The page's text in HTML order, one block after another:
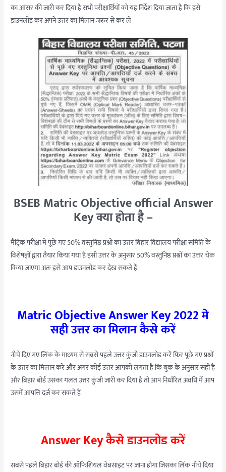
का आंसर की जारी कर दिया है सभी परीक्षार्थियों को यह निर्देश दिया जाता है कि इसे
डाउनलोड कर अपने उत्तर का मिलान जरूर से कर ले
BSEB Matric Objective official Answer
Key क्या होता है –
मैट्रिक परीक्षा में पूछे गए 50% वस्तुनिष्ठ प्रश्नों का उत्तर बिहार विद्यालय परीक्षा समिति के
विशेषज्ञों द्वारा तैयार किया गया है इसी उत्तर के अनुसार 50% वस्तुनिष्ठ प्रश्नों का उत्तर चेक
किया जाएगा अतः इसे आप डाउनलोड कर देख सकते हैं
Matric Objective Answer Key 2022 मे
सही उत्तर का मिलान कैसे करें
नीचे दिए गए लिंक के माध्यम से सबसे पहले उत्तर कुंजी डाउनलोड करें फिर पूछे गए प्रश्नों
के उत्तर का मिलान करें और अगर कोई उत्तर आपको लगता है कि बुक के अनुसार सही है
और बिहार बोर्ड उसका गलत उत्तर कुंजी जारी कर दिया है तो आप निर्धारित अवधि में आप
उसमें आपत्ति दर्ज कर सकते हैं
Answer Key कैसे डाउनलोड करें
सबसे पहले बिहार बोर्ड की ऑफिशियल वेबसाइट पर जाना होगा जिसका लिंक नीचे दिया